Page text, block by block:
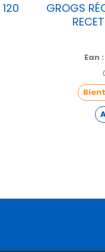
GROGS
Ean :